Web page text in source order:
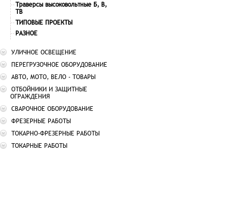
Траверсы высоковольтные Б, В,
ТВ
ТИПОВЫЕ ПРОЕКТЫ
РАЗНОЕ
УЛИЧНОЕ ОСВЕЩЕНИЕ
ПЕРЕГРУЗОЧНОЕ ОБОРУДОВАНИЕ
АВТО, МОТО, ВЕЛО - ТОВАРЫ
ОТБОЙНИКИ И ЗАЩИТНЫЕ
ОГРАЖДЕНИЯ
СВАРОЧНОЕ ОБОРУДОВАНИЕ
ФРЕЗЕРНЫЕ РАБОТЫ
ТОКАРНО-ФРЕЗЕРНЫЕ РАБОТЫ
ТОКАРНЫЕ РАБОТЫ